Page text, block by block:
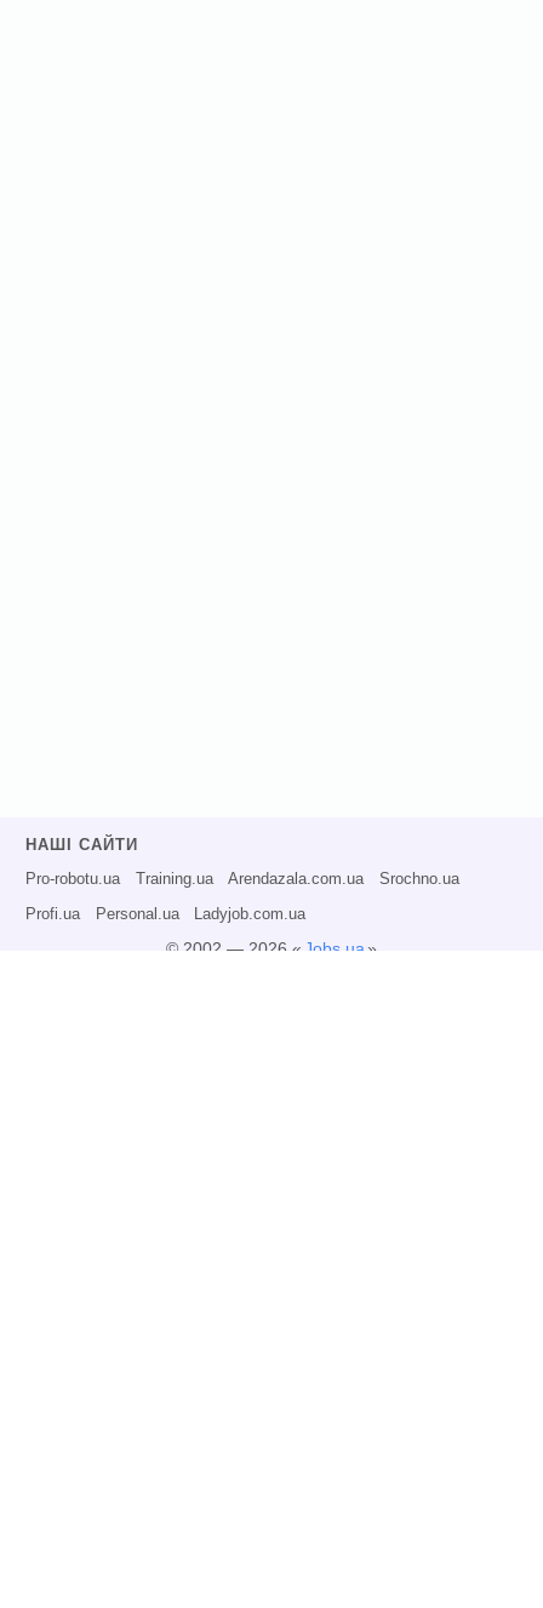
НАШІ САЙТИ
Pro-robotu.ua Training.ua Arendazala.com.ua Srochno.ua
Profi.ua Personal.ua Ladyjob.com.ua
© 2002 — 2026 « Jobs.ua»